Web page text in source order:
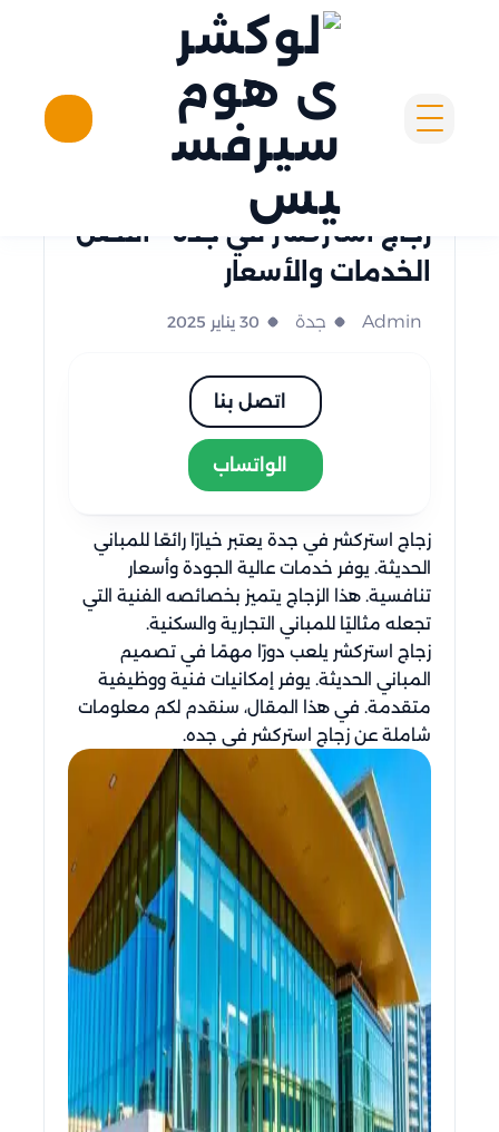
لوكشرى هوم سيرفسيس
زجاج استركشر في جدة - أفضل
الخدمات والأسعار
Admin جدة 30 يناير 2025
اتصل بنا
الواتساب
زجاج استركشر في جدة يعتبر خيارًا رائعًا للمباني
الحديثة. يوفر خدمات عالية الجودة وأسعار
تنافسية. هذا الزجاج يتميز بخصائصه الفنية التي
تجعله مثاليًا للمباني التجارية والسكنية.
زجاج استركشر يلعب دورًا مهمًا في تصميم
المباني الحديثة. يوفر إمكانيات فنية ووظيفية
متقدمة. في هذا المقال، سنقدم لكم معلومات
شاملة عن زجاج استركشر في جده.